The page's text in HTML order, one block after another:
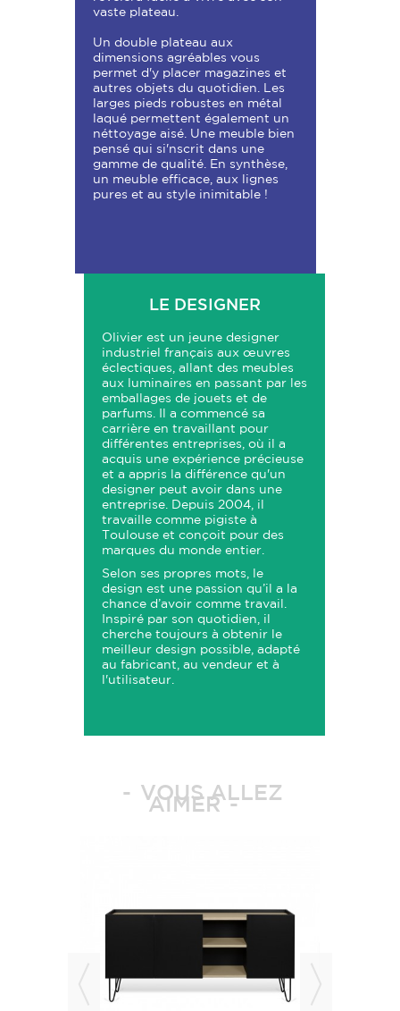
vaste plateau.
Un double plateau aux
dimensions agréables vous
permet d'y placer magazines et
autres objets du quotidien. Les
larges pieds robustes en métal
laqué permettent également un
néttoyage aisé. Une meuble bien
pensé qui si'nscrit dans une
gamme de qualité. En synthèse,
un meuble efficace, aux lignes
pures et au style inimitable !
LE DESIGNER
Olivier est un jeune designer
industriel français aux œuvres
éclectiques, allant des meubles
aux luminaires en passant par les
emballages de jouets et de
parfums. Il a commencé sa
carrière en travaillant pour
différentes entreprises, où il a
acquis une expérience précieuse
et a appris la différence qu'un
designer peut avoir dans une
entreprise. Depuis 2004, il
travaille comme pigiste à
Toulouse et conçoit pour des
marques du monde entier.
Selon ses propres mots, le
design est une passion qu’il a la
chance d’avoir comme travail.
Inspiré par son quotidien, il
cherche toujours à obtenir le
meilleur design possible, adapté
au fabricant, au vendeur et à
l'utilisateur.
VOUS ALLEZ
AIMER